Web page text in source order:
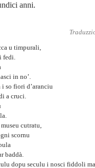
anni.
u timpurali,
fedi.
in no’.
i so fiori d’aranciu
a cruci.
museu cutratu,
scornu
baddà.
dopu seculu i nosci fiddoli